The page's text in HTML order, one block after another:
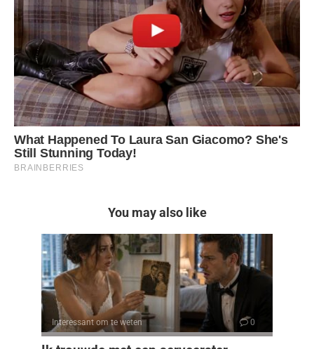
You may also like
Interessant om te weten 0